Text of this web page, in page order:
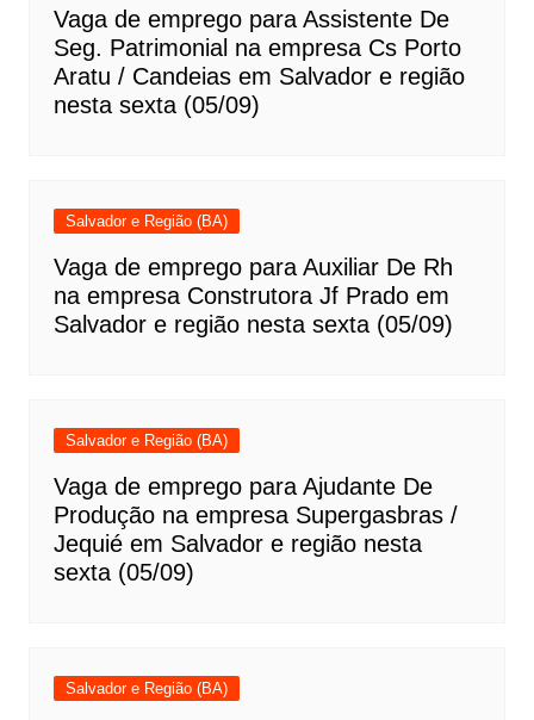
Vaga de emprego para Assistente De
Seg. Patrimonial na empresa Cs Porto
Aratu / Candeias em Salvador e região
nesta sexta (05/09)
Salvador e Região (BA)
Vaga de emprego para Auxiliar De Rh
na empresa Construtora Jf Prado em
Salvador e região nesta sexta (05/09)
Salvador e Região (BA)
Vaga de emprego para Ajudante De
Produção na empresa Supergasbras /
Jequié em Salvador e região nesta
sexta (05/09)
Salvador e Região (BA)